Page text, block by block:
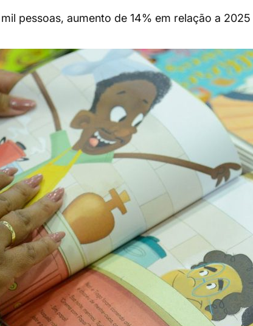
pessoas, aumento de 14% em relação a 2025